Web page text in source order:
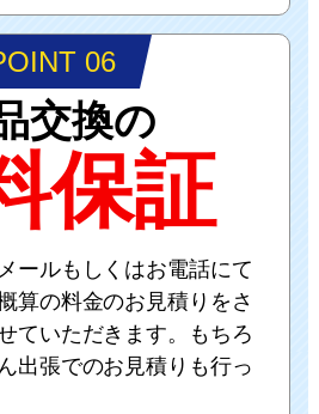
06
交換の
保証
メールもしくはお電話にて
算の料金のお見積りをさ
ていただきます。もちろ
ん出張でのお見積りも行っ